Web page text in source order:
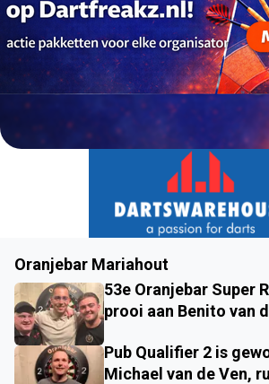
Oranjebar Mariahout
53e Oranjebar Super
prooi aan Benito van
Pub Qualifier 2 is
Michael van de Ven,